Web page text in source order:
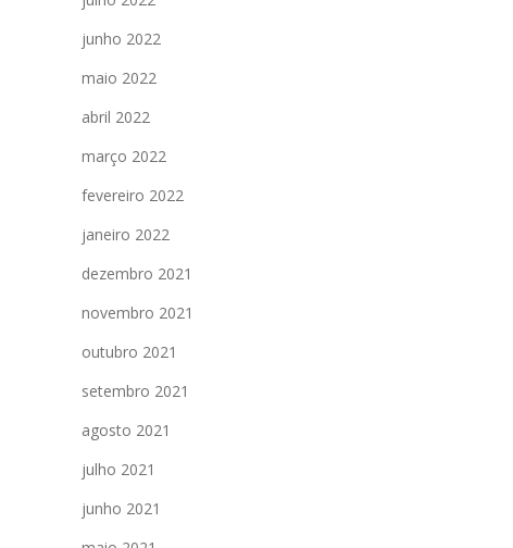
junho 2022
maio 2022
abril 2022
março 2022
fevereiro 2022
janeiro 2022
dezembro 2021
novembro 2021
outubro 2021
setembro 2021
agosto 2021
julho 2021
junho 2021